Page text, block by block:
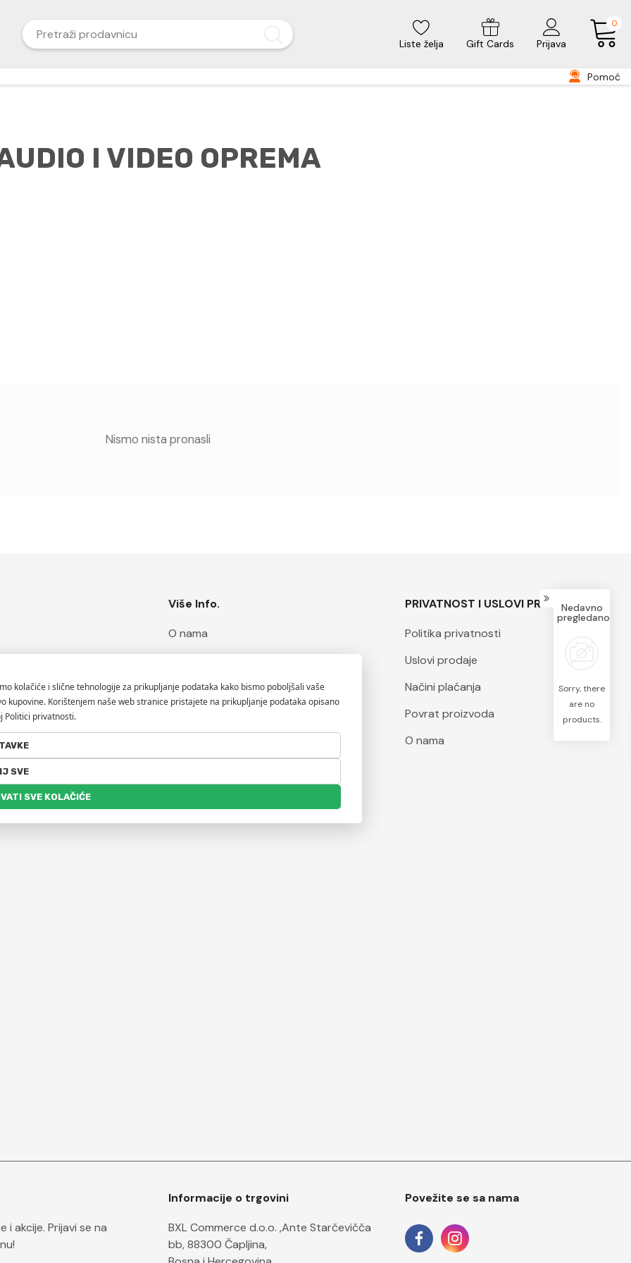
Liste želja Gift Cards Prijava
0
Pomoć
I VIDEO OPREMA
Nismo nista pronasli
Više Info.
O nama
Blog
PRIVATNOST I USLOVI PRODAJE
Politika privatnosti
Uslovi prodaje
Načini plaćanja
Povrat proizvoda
O nama
akcije. Prijavi se na
Informacije o trgovini
BXL Commerce d.o.o. ,Ante Starčevičča
bb, 88300 Čapljina,
Povežite se sa nama
Nedavno
pregledano
Sorry, there
are no
products.